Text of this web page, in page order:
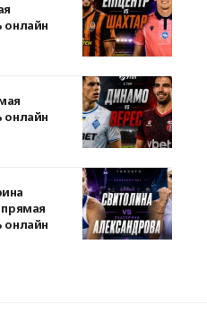
онлайн
онлайн
прямая
онлайн